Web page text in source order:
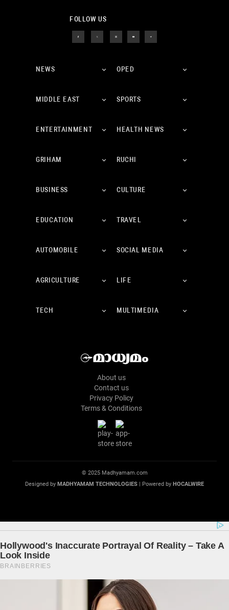
FOLLOW US
NEWS OPED
MIDDLE EAST SPORTS
ENTERTAINMENT HEALTH NEWS
GRIHAM RUCHI
BUSINESS CULTURE
EDUCATION TRAVEL
AUTOMOBILE SOCIAL MEDIA
AGRICULTURE LIFE
TECH MULTIMEDIA
About us
Contact us
Privacy Policy
Terms & Conditions
© 2025 Madhyamam.com
Designed by MADHYAMAM TECHNOLOGIES | Powered by HOCALWIRE